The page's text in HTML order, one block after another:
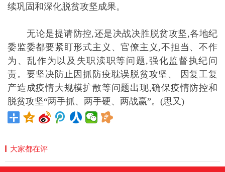
续巩固和深化脱贫攻坚成果。
无论是提请防控,还是决战决胜脱贫攻坚,各地纪
委监委都要紧盯形式主义、官僚主义,不担当、不作
为、乱作为以及失职渎职等问题,强化监督执纪问
责。要坚决防止因抓防疫耽误脱贫攻坚、 因复工复
产造成疫情大规模扩散等问题出现,确保疫情防控和
脱贫攻坚“两手抓、两手硬、两战赢”。(思又)
大家都在评